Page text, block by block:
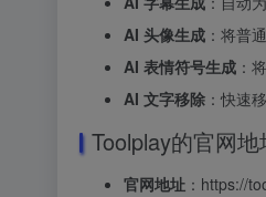
AI 头像生成 ：将普
AI 表情符号生成 ：
AI 文字移除 ：快速
Toolplay的官网地
官网地址 ：https://